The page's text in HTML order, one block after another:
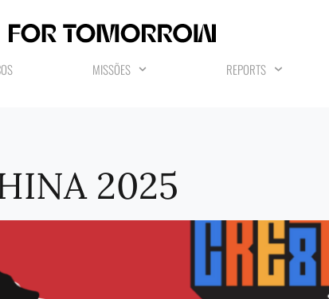
MISSÕES REPORTS
2025